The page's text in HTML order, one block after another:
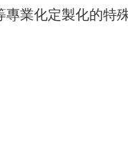
業化定製化的特